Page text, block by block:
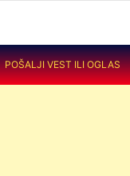
POŠALJI VEST ILI OGLAS